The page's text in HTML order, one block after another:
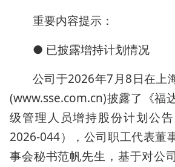
重要内容提示：
● 已披露增持计划情况
公司于2026年7月8日在上
(www.sse.com.cn)披露了《福
级管理人员增持股份计划公告
2026-044），公司职工代表董
事会秘书范帆先生，基于对公